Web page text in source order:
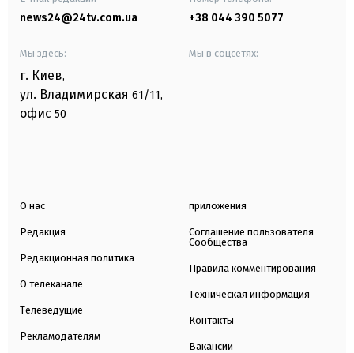
news24@24tv.com.ua +38 044 390 5077
Мы здесь:
г. Киев,
ул. Владимирская 61/11,
офис 50
Мы в соцсетях:
О нас
Редакция
Редакционная политика
О телеканале
Телеведущие
Рекламодателям
приложения
Соглашение пользователя
Сообщества
Правила комментирования
Техническая информация
Контакты
Вакансии